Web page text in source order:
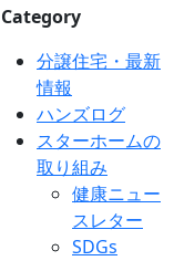
Category
分譲住宅・最新
情報
ハンズログ
スターホームの
取り組み
健康ニュー
スレター
SDGs